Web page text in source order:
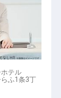
テル
ふ1条3丁